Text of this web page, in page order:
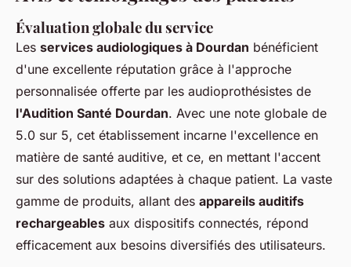
Évaluation globale du service
Les services audiologiques à Dourdan bénéficient
d'une excellente réputation grâce à l'approche
personnalisée offerte par les audioprothésistes de
l'Audition Santé Dourdan. Avec une note globale de
5.0 sur 5, cet établissement incarne l'excellence en
matière de santé auditive, et ce, en mettant l'accent
sur des solutions adaptées à chaque patient. La vaste
gamme de produits, allant des appareils auditifs
rechargeables aux dispositifs connectés, répond
efficacement aux besoins diversifiés des utilisateurs.